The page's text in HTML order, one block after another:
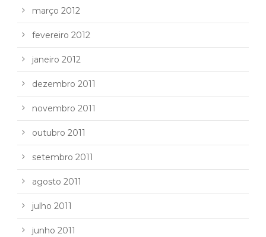
março 2012
fevereiro 2012
janeiro 2012
dezembro 2011
novembro 2011
outubro 2011
setembro 2011
agosto 2011
julho 2011
junho 2011